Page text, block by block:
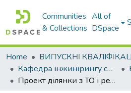
Communities
& Collections
All of
DSpace
Home
Кафедра інжинірингу систем автомобільного транспорту
Проект ділянки з ТО і ремонту систем впорскування бензину автомобільних двигунів на СТО міського типу